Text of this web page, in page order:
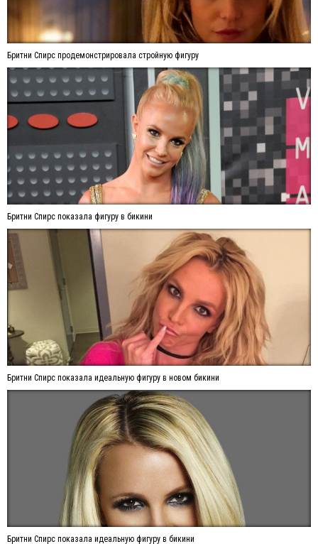
Бритни Спирс продемонстрировала стройную фигуру
Бритни Спирс показала фигуру в бикини
Бритни Спирс показала идеальную фигуру в новом бикини
Бритни Спирс показала идеальную фигуру в бикини